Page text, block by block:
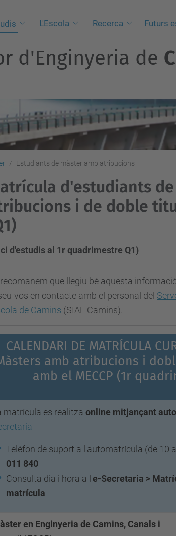
L'Escola Recerca Futurs
d'Enginyeria de
Estudiants de màster amb atribucions
d'estudiants
i de doble
d'estudis al 1r quadrimestre Q1)
que llegiu bé aquesta
vos en contacte amb el personal del
de Camins (SIAE Camins).
CALENDARI DE MATRÍCULA
amb atribucions i
amb el MECCP (1r
matrícula es realitza online mitjançant
Telèfon de suport a l'automatrícula (de 10
011 840
Consulta dia i hora a l'e-Secretaria >
matrícula
en Enginyeria de Camins, Canals i